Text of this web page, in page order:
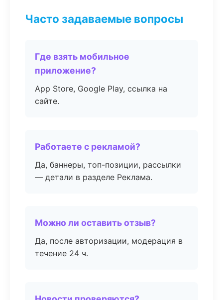
Часто задаваемые вопросы
Где взять мобильное
приложение?
App Store, Google Play, ссылка на
сайте.
Работаете с рекламой?
Да, баннеры, топ-позиции, рассылки
— детали в разделе Реклама.
Можно ли оставить отзыв?
Да, после авторизации, модерация в
течение 24 ч.